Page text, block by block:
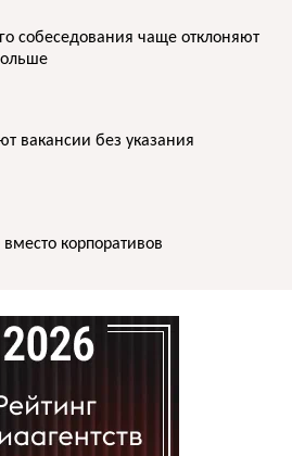
собеседования чаще отклоняют
вакансии без указания
корпоративов